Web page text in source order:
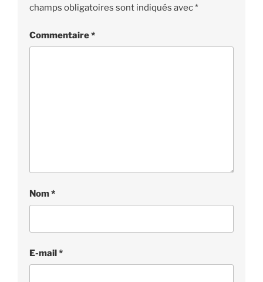
champs obligatoires sont indiqués avec*
Commentaire*
Nom*
E-mail*